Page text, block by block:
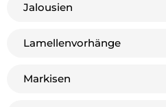
Jalousien
Lamellenvorhänge
Markisen